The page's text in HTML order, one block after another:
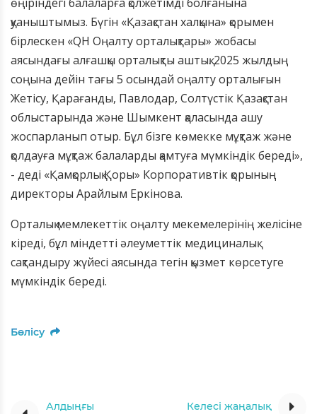
қуаныштымыз. Бүгін «Қазақстан халқына» қорымен
бірлескен «QH Оңалту орталықтары» жобасы
аясындағы алғашқы орталықты аштық. 2025 жылдың
соңына дейін тағы 5 осындай оңалту орталығын
Жетісу, Қарағанды, Павлодар, Солтүстік Қазақстан
облыстарында және Шымкент қаласында ашу
жоспарланып отыр. Бұл бізге көмекке мұқтаж және
қолдауға мұқтаж балаларды қамтуға мүмкіндік береді»,
- деді «Қамқорлық Қоры» Корпоративтік қорының
директоры Арайлым Еркінова.
Орталық мемлекеттік оңалту мекемелерінің желісіне
кіреді, бұл міндетті әлеуметтік медициналық
сақтандыру жүйесі аясында тегін қызмет көрсетуге
мүмкіндік береді.
Бөлісу
Алдыңғы
Келесі жаңалық